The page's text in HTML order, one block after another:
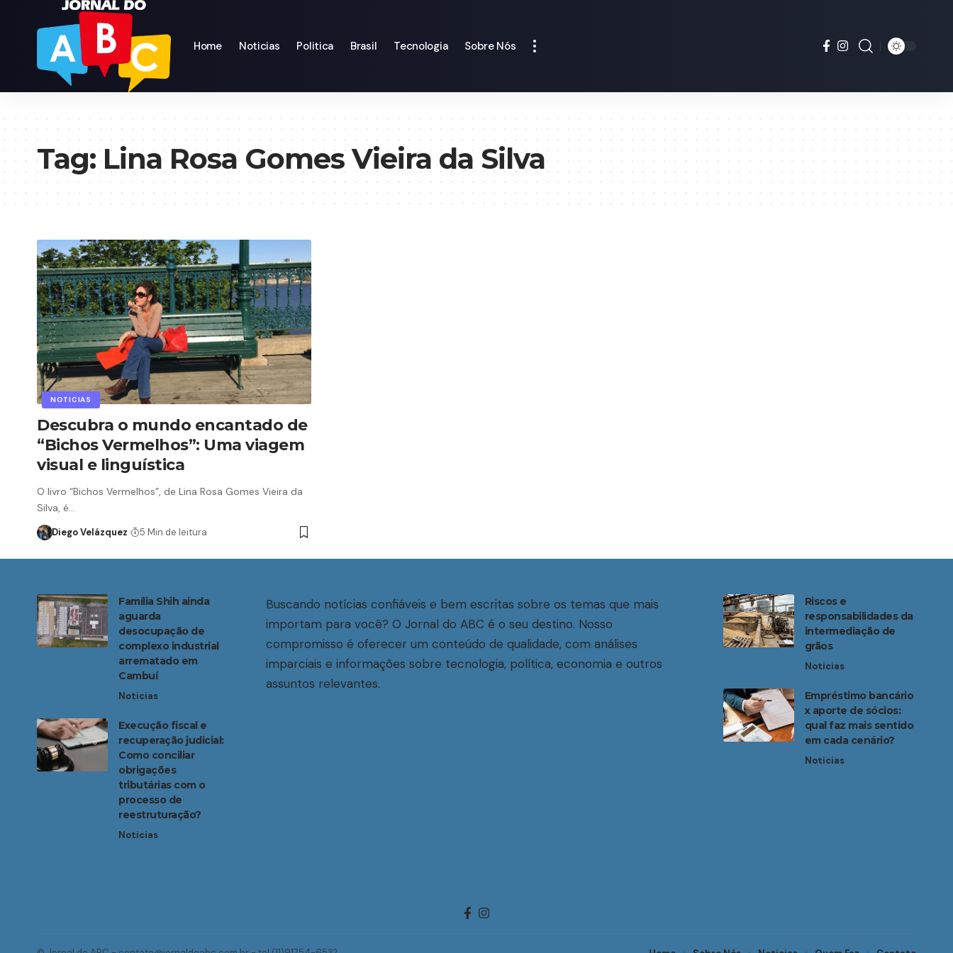
Home Noticias Politica Brasil Tecnologia Sobre Nós
Tag:Lina Rosa Gomes Vieira da Silva
NOTICIAS
Descubra o mundo encantado de
“Bichos Vermelhos”: Uma viagem
visual e linguística
O livro “Bichos Vermelhos”, de Lina Rosa Gomes Vieira da
Silva, é…
Diego Velázquez 5 Min de leitura
Família Shih ainda
aguarda
desocupação de
complexo industrial
arrematado em
Cambuí
Noticias
Execução fiscal e
recuperação judicial:
Como conciliar
obrigações
tributárias com o
processo de
reestruturação?
Noticias
Buscando notícias confiáveis e bem escritas sobre os temas que mais
importam para você? O Jornal do ABC é o seu destino. Nosso
compromisso é oferecer um conteúdo de qualidade, com análises
imparciais e informações sobre tecnologia, política, economia e outros
assuntos relevantes.
Riscos e
responsabilidades da
intermediação de
grãos
Noticias
Empréstimo bancário
x aporte de sócios:
qual faz mais sentido
em cada cenário?
Noticias